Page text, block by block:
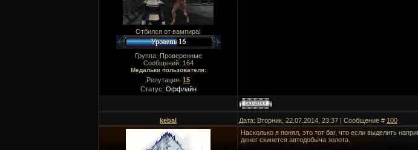
Отбился от вампира!
Группа: Проверенные
Сообщений: 164
Медальки пользователя:
Репутация: 15
Статус: Оффлайн
kebal Дата: Вторник, 22.07.2014, 23:37 | Сообщение # 100
Насколько я понял, это тот баг, что если выделить
денег скинется автодобыча золота.